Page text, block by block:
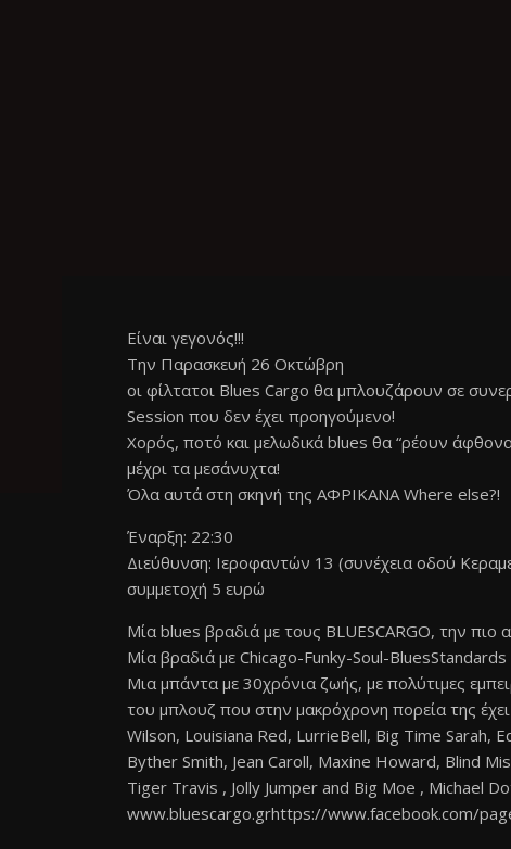
Είναι γεγονός!!!
Την Παρασκευή 26 Οκτώβρη
οι φίλτατοι Blues Cargo θα μπλουζάρουν σε
Session που δεν έχει προηγούμενο!
Χορός, ποτό και μελωδικά blues θα “ρέουν
μέχρι τα μεσάνυχτα!
Όλα αυτά στη σκηνή της ΑΦΡΙΚΑΝΑ Where else?!
Έναρξη: 22:30
Διεύθυνση: Ιεροφαντών 13 (συνέχεια οδού
συμμετοχή 5 ευρώ
Μία blues βραδιά με τους BLUESCARGO, την πιο
Μία βραδιά με Chicago-Funky-Soul-BluesStandards
Μια μπάντα με 30χρόνια ζωής, με πολύτιμες
του μπλουζ που στην μακρόχρονη πορεία της
Wilson, Louisiana Red, LurrieBell, Big Time Sarah,
Byther Smith, Jean Caroll, Maxine Howard, Blind
Tiger Travis , Jolly Jumper and Big Moe , Michael
www.bluescargo.grhttps://www.facebook.com/